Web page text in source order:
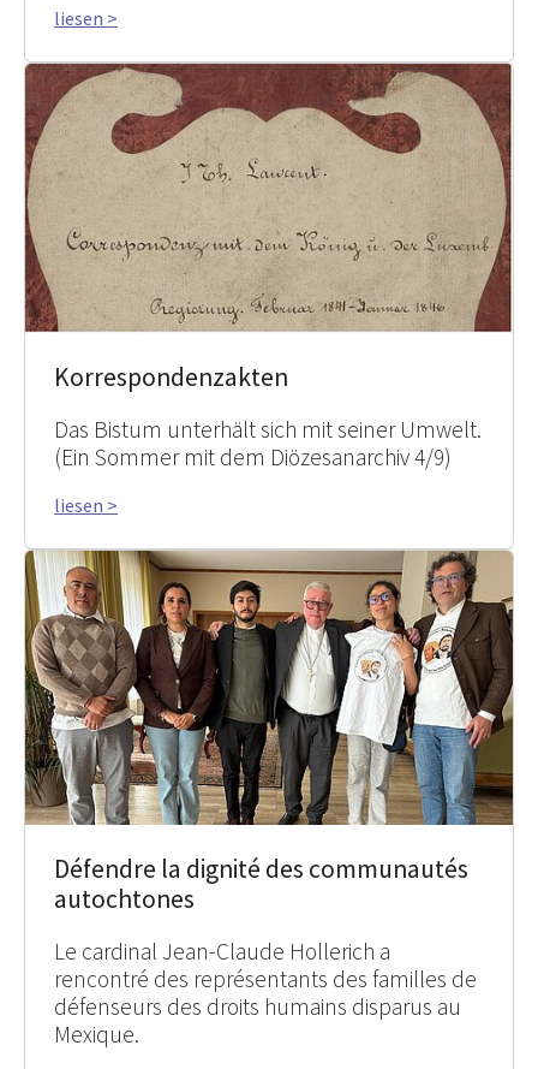
liesen >
Korrespondenzakten
Das Bistum unterhält sich mit seiner Umwelt.
(Ein Sommer mit dem Diözesanarchiv 4/9)
liesen >
Défendre la dignité des communautés
autochtones
Le cardinal Jean-Claude Hollerich a
rencontré des représentants des familles de
défenseurs des droits humains disparus au
Mexique.